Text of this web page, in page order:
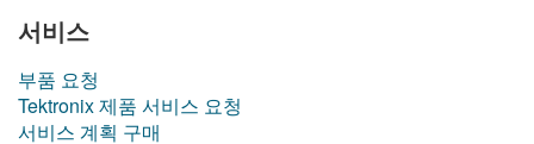
서비스
부품 요청
Tektronix 제품 서비스 요청
서비스 계획 구매